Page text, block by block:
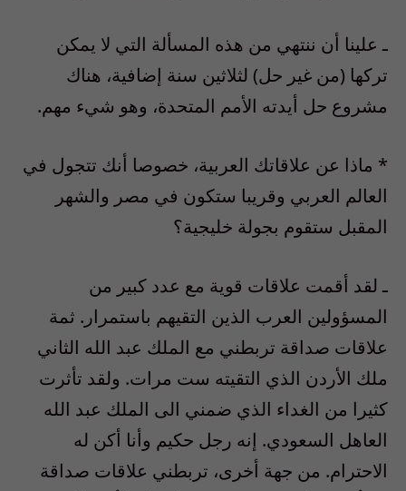
ـ علينا أن ننتهي من هذه المسألة التي لا يمكن
تركها (من غير حل) لثلاثين سنة إضافية، هناك
مشروع حل أيدته الأمم المتحدة، وهو شيء مهم.
* ماذا عن علاقاتك العربية، خصوصا أنك تتجول في
العالم العربي وقريبا ستكون في مصر والشهر
المقبل ستقوم بجولة خليجية؟
ـ لقد أقمت علاقات قوية مع عدد كبير من
المسؤولين العرب الذين التقيهم باستمرار. ثمة
علاقات صداقة تربطني مع الملك عبد الله الثاني
ملك الأردن الذي التقيته ست مرات. ولقد تأثرت
كثيرا من الغداء الذي ضمني الى الملك عبد الله
العاهل السعودي. إنه رجل حكيم وأنا أكن له
الاحترام. من جهة أخرى، تربطني علاقات صداقة